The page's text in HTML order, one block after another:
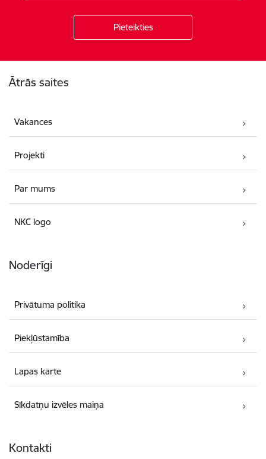
Ātrās saites
Vakances
Projekti
Par mums
NKC logo
Noderīgi
Privātuma politika
Piekļūstamība
Lapas karte
Sīkdatņu izvēles maiņa
Kontakti